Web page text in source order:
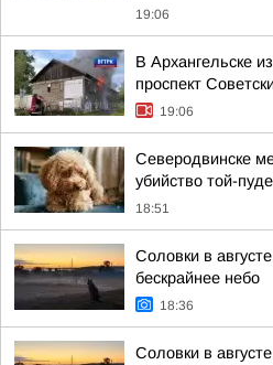
19:06
В Архангельске
проспект
19:06
Северодвинске
убийство той-
18:51
Соловки в
бескрайнее небо
18:36
Соловки в